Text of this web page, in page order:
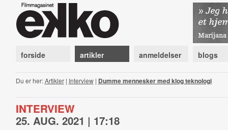
forside artikler anmeldelser blogs
Du er her:Artikler| Interview| Dumme mennesker med klog teknologi
INTERVIEW
25. AUG. 2021 | 17:18